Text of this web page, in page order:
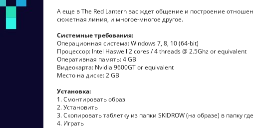
А еще в The Red Lantern вас ждет общение и построение
сюжетная линия, и многое-многое другое.
Системные требования:
Операционная система: Windows 7, 8, 10 (64-bit)
Процессор: Intel Haswell 2 cores / 4 threads @ 2.5Ghz or equivalent
Оперативная память: 4 GB
Видеокарта: Nvidia 9600GT or equivalent
Место на диске: 2 GB
Установка:
1. Смонтировать образ
2. Установить
3. Скопировать таблетку из папки SKIDROW (на образе) в папку
4. Играть